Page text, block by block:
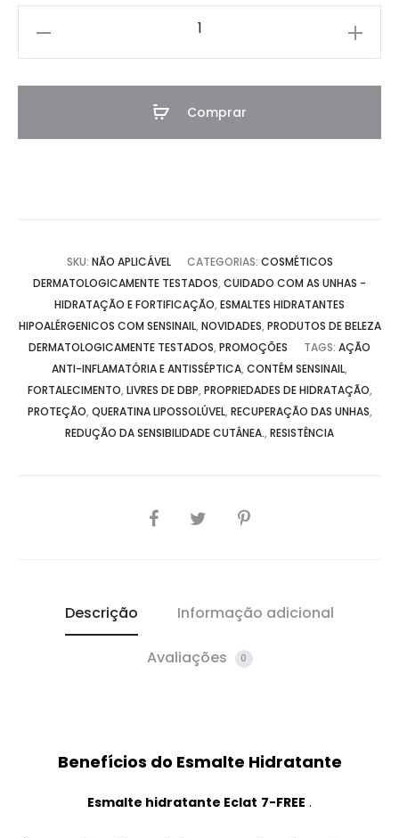
Comprar
SKU: NÃO APLICÁVEL CATEGORIAS: COSMÉTICOS
DERMATOLOGICAMENTE TESTADOS, CUIDADO COM AS UNHAS -
HIDRATAÇÃO E FORTIFICAÇÃO, ESMALTES HIDRATANTES
HIPOALÉRGENICOS COM SENSINAIL, NOVIDADES, PRODUTOS DE BELEZA
DERMATOLOGICAMENTE TESTADOS, PROMOÇÕES TAGS: AÇÃO
ANTI-INFLAMATÓRIA E ANTISSÉPTICA, CONTÉM SENSINAIL,
FORTALECIMENTO, LIVRES DE DBP, PROPRIEDADES DE HIDRATAÇÃO,
PROTEÇÃO, QUERATINA LIPOSSOLÚVEL, RECUPERAÇÃO DAS UNHAS,
REDUÇÃO DA SENSIBILIDADE CUTÂNEA., RESISTÊNCIA
SHARE
Descrição Informação adicional
Avaliações 0
Benefícios do Esmalte Hidratante
Esmalte hidratante Eclat 7-FREE .